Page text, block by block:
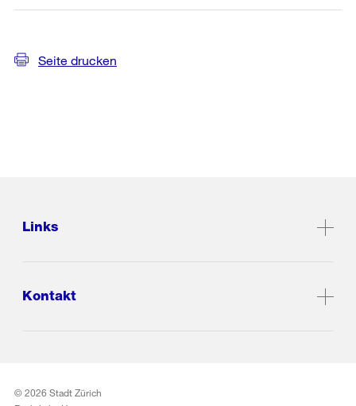
Seite drucken
Links
Kontakt
© 2026 Stadt Zürich